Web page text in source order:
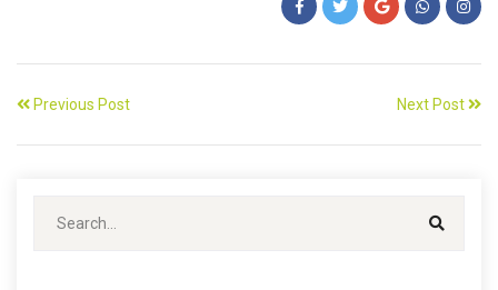
Previous Post Next Post